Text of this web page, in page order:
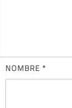
NOMBRE *